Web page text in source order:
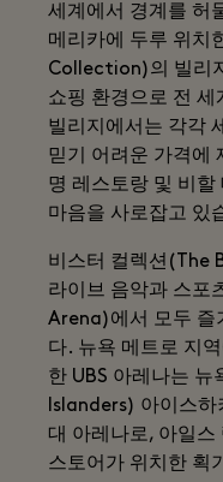
세계에서 경계를 허
메리카에 두루 위치
Collection)의 빌리
쇼핑 환경으로 전
빌리지에서는 각각
믿기 어려운 가격에
명 레스토랑 및 비할
마음을 사로잡고 있
비스터 컬렉션(The
라이브 음악과 스포
Arena)에서 모두 즐
다. 뉴욕 메트로 지
한 UBS 아레나는
Islanders) 아이스하
대 아레나로, 아일
스토어가 위치한 획